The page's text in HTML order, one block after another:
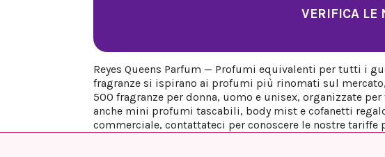
VERIFICA LE
Reyes Queens Parfum — Profumi equivalenti per tutti i
fragranze si ispirano ai profumi più rinomati sul
500 fragranze per donna, uomo e unisex, organizzate
anche mini profumi tascabili, body mist e cofanetti
commerciale, contattateci per conoscere le nostre tariffe